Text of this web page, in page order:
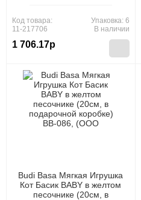
Код товара:
11-217706
1 706.17р
Упаковка: 6
В наличии
Budi Basa Мягкая Игрушка
Кот Басик BABY в желтом
песочнике (20см, в